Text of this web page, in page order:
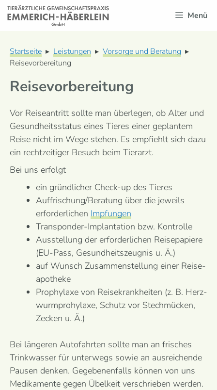
Zum
Inhalt
Menü
Startseite ▸ Leistungen ▸ Vorsorge und Beratung ▸
Reisevorbereitung
Reisevorbereitung
Vor Reiseantritt sollte man überlegen, ob Alter und
Gesundheitsstatus eines Tieres einer geplantem
Reise nicht im Wege stehen. Es empfiehlt sich dazu
ein rechtzeitiger Besuch beim Tierarzt.
Bei uns erfolgt
ein gründ­licher Check-up des Tieres
Auffrischung/Beratung über die jeweils
erforderlichen Impfungen
Transponder-Implantation bzw. Kontrolle
Ausstellung der erforder­lichen Reise­papiere
(EU-Pass, Gesund­heits­zeugnis u. Ä.)
auf Wunsch Zusammen­stellung einer Reise­
apotheke
Prophylaxe von Reise­krankheiten (z. B. Herz­
wurm­prohylaxe, Schutz vor Stechmücken,
Zecken u. Ä.)
Bei längeren Autofahrten sollte man an frisches
Trinkwasser für unterwegs sowie an ausreichende
Pausen denken. Gegebenenfalls können von uns
Medikamente gegen Übelkeit verschrieben werden.